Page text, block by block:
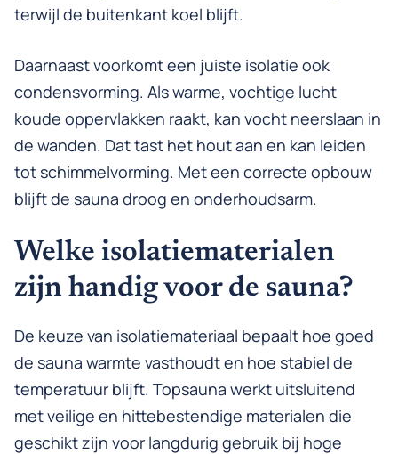
terwijl de buitenkant koel blijft.
Daarnaast voorkomt een juiste isolatie ook
condensvorming. Als warme, vochtige lucht
koude oppervlakken raakt, kan vocht neerslaan in
de wanden. Dat tast het hout aan en kan leiden
tot schimmelvorming. Met een correcte opbouw
blijft de sauna droog en onderhoudsarm.
Welke isolatiematerialen
zijn handig voor de sauna?
De keuze van isolatiemateriaal bepaalt hoe goed
de sauna warmte vasthoudt en hoe stabiel de
temperatuur blijft. Topsauna werkt uitsluitend
met veilige en hittebestendige materialen die
geschikt zijn voor langdurig gebruik bij hoge